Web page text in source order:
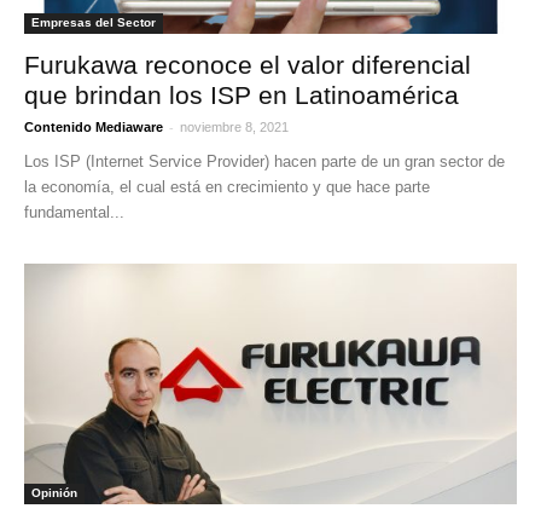
Empresas del Sector
Furukawa reconoce el valor diferencial
que brindan los ISP en Latinoamérica
Contenido Mediaware - noviembre 8, 2021
Los ISP (Internet Service Provider) hacen parte de un gran sector de
la economía, el cual está en crecimiento y que hace parte
fundamental...
Opinión